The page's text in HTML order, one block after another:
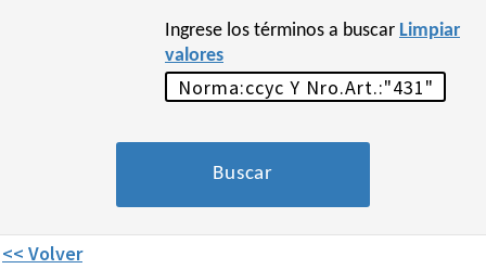
Ingrese los términos a buscar Limpiar
valores
<< Volver